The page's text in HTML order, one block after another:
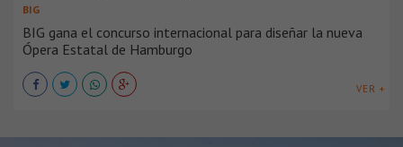
BIG
BIG gana el concurso internacional para diseñar la nueva
Ópera Estatal de Hamburgo
VER +